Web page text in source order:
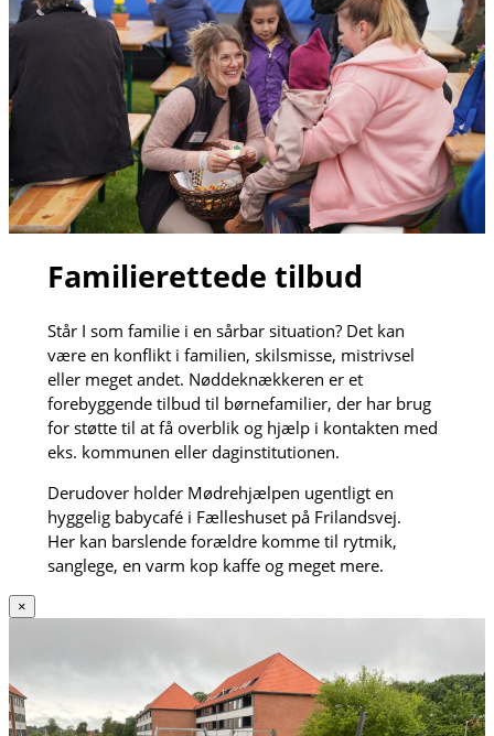
Familierettede tilbud
Står I som familie i en sårbar situation? Det kan
være en konflikt i familien, skilsmisse, mistrivsel
eller meget andet. Nøddeknækkeren er et
forebyggende tilbud til børnefamilier, der har brug
for støtte til at få overblik og hjælp i kontakten med
eks. kommunen eller daginstitutionen.
Derudover holder Mødrehjælpen ugentligt en
hyggelig babycafé i Fælleshuset på Frilandsvej.
Her kan barslende forældre komme til rytmik,
sanglege, en varm kop kaffe og meget mere.
×